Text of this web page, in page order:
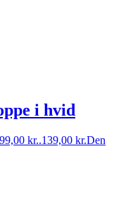
i hvid
kr..139,00 kr.Den